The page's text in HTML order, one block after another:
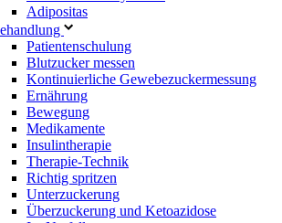
Adipositas
Patientenschulung
Blutzucker messen
Kontinuierliche Gewebezuckermessung
Ernährung
Bewegung
Medikamente
Insulintherapie
Therapie-Technik
Richtig spritzen
Unterzuckerung
Überzuckerung und Ketoazidose